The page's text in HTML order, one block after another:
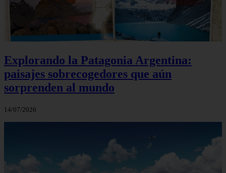
Explorando la Patagonia Argentina:
paisajes sobrecogedores que aún
sorprenden al mundo
14/07/2026